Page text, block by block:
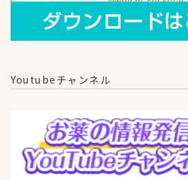
Youtubeチャンネル